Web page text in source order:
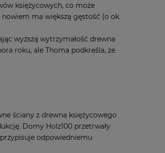
księżycowych, co może
nowiem ma większą gęstość (o ok.
wyższą wytrzymałość drewna
roku, ale Thoma podkreśla, że
ściany z drewna księżycowego
Domy Holz100 przetrwały
odpowiedniemu